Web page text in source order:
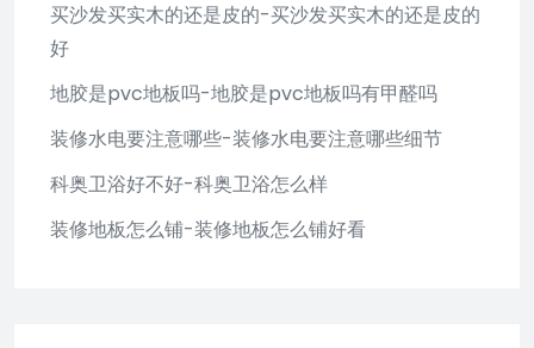
买沙发买实木的还是皮的-买沙发买实木的还是皮的
好
地胶是pvc地板吗-地胶是pvc地板吗有甲醛吗
装修水电要注意哪些-装修水电要注意哪些细节
科奥卫浴好不好-科奥卫浴怎么样
装修地板怎么铺-装修地板怎么铺好看